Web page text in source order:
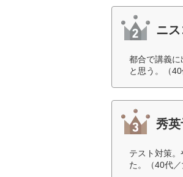
ニ
都合で講義
と思う。（40
秀
テスト対策
た。（40代／